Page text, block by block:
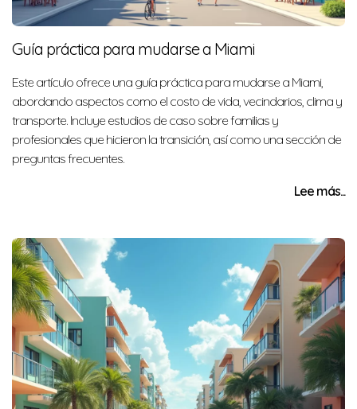
Guía práctica para mudarse a Miami
Este artículo ofrece una guía práctica para mudarse a Miami,
abordando aspectos como el costo de vida, vecindarios, clima y
transporte. Incluye estudios de caso sobre familias y
profesionales que hicieron la transición, así como una sección de
preguntas frecuentes.
Lee más...